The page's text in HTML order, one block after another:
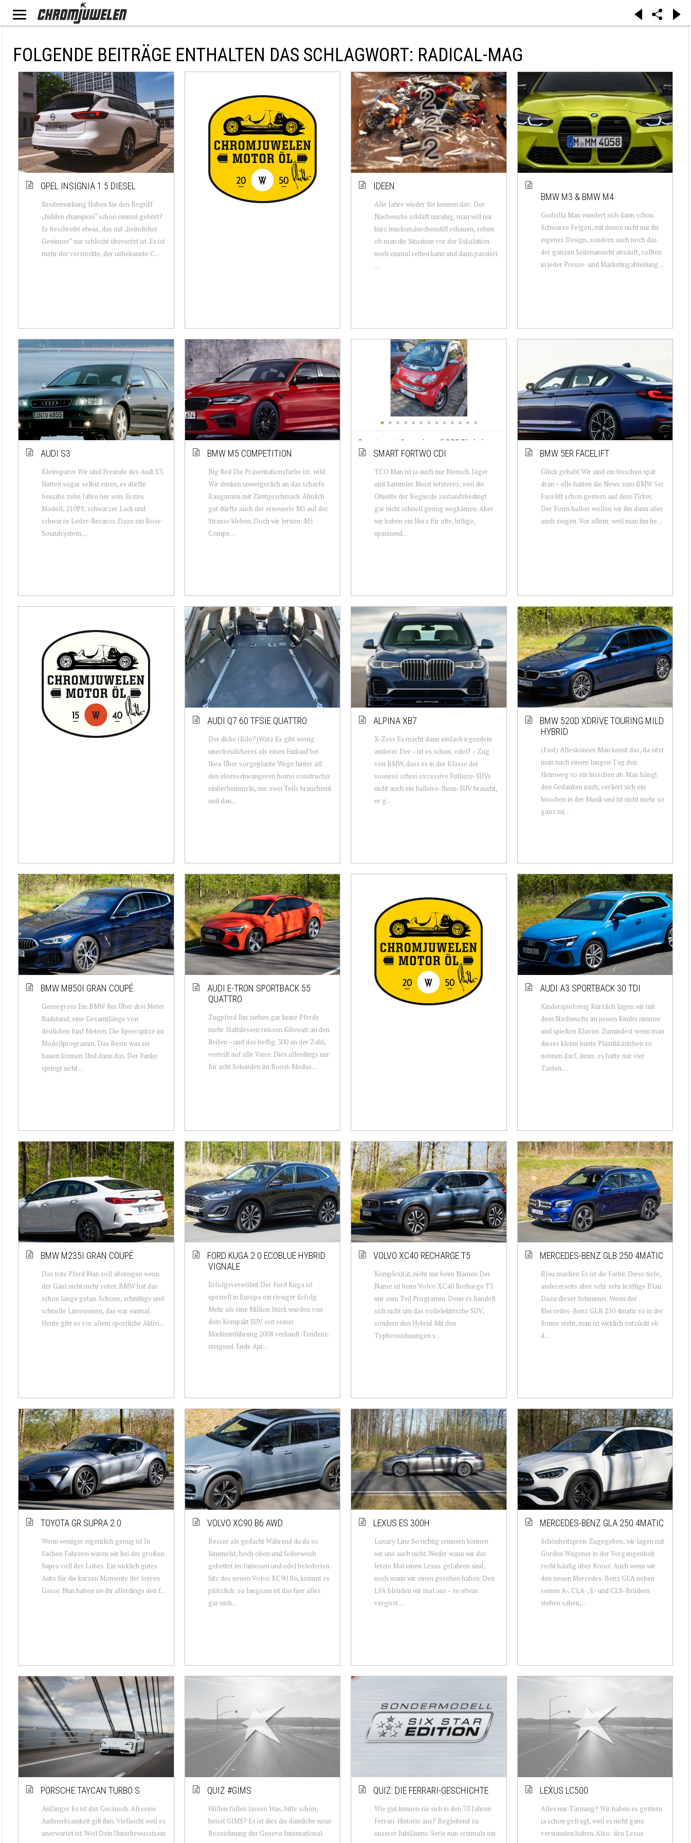
FOLGENDE BEITRÄGE ENTHALTEN DAS SCHLAGWORT: RADICAL-MAG
OPEL INSIGNIA 1.5 DIESEL
Breitenwirkung Haben Sie den Begriff
„hidden champion“ schon einmal gehört?
Er beschreibt etwas, das mit „heimlicher
Gewinner“ nur schlecht übersetzt ist. Es ist
mehr der versteckte, der unbekannte C...
IDEEN
Alle Jahre wieder Sie kennen das: Der
Nachwuchs schläft unruhig, man will nur
kurz mucksmäuschenstill schauen, sehen
ob man die Situation vor der Eskalation
noch einmal retten kann und dann passiert
...
BMW M3 & BMW M4
Godzilla Man wundert sich dann schon.
Schwarze Felgen, mit denen nicht nur ihr
eigenes Design, sondern auch noch das
der ganzen Seitenansicht absäuft, sollten
in jeder Presse- und Marketingabteilung ...
AUDI S3
Kleinsparer Wir sind Freunde des Audi S3.
Hatten sogar selbst einen, es dürfte
beinahe zehn Jahre her sein. Erstes
Modell, 210PS, schwarzer Lack und
schwarze Leder-Recaros. Dazu ein Bose-
Soundsystem,...
BMW M5 COMPETITION
Big Red Die Präsentationsfarbe ist: wild.
Wir denken unweigerlich an das scharfe
Kaugummi mit Zimtgeschmack. Ähnlich
gut dürfte auch der erneuerte M5 auf der
Strasse kleben. Doch wir lernen: M5
Compe...
SMART FORTWO CDI
TCO Man ist ja auch nur Mensch. Jäger
und Sammler. Meist letzteres, weil die
Objekte der Begierde zustandsbedingt
gar nicht schnell genug wegkämen. Aber
wir haben ein Herz für alte, billige,
spannend...
BMW 5ER FACELIFT
Glück gehabt Wir sind ein bisschen spät
dran – alle hatten die News zum BMW 5er
Facelift schon gestern auf dem Ticker.
Der Form halber wollen wir ihn dann aber
auch zeigen. Vor allem: weil man ihn he...
AUDI Q7 60 TFSIE QUATTRO
Der dicke (Kilo?)Watz Es gibt wenig
unerfreulicheres als einen Einkauf bei
Ikea. Über vorgeplante Wege hinter all
den ideenschwangeren homo constructus
einherbummeln, nur zwei Teile brauchend
und dan...
ALPINA XB7
X-Zess Es macht dann einfach irgendein
anderer. Der – ist es schon: edel? – Zug
von BMW, dass es in der Klasse der
sowieso schon exzessive Fullsize-SUVs
nicht auch ein Fullsive-Renn-SUV braucht,
er g...
BMW 520D XDRIVE TOURING MILD
HYBRID
(Fast) Alleskönner Man kennt das, da sitzt
man nach einem langen Tag den
Heimweg so ein bisschen ab. Man hängt
den Gedanken nach, verliert sich ein
bisschen in der Musik und ist nicht mehr so
ganz mi...
BMW M850I GRAN COUPÉ
Gernegross Ein BMW 8er. Über drei Meter
Radstand, eine Gesamtlänge von
deulichen fünf Metern. Die Speerspitze im
Modellprogramm. Das Beste was sie
bauen können. Und dann das. Der Funke
springt nicht ...
AUDI E-TRON SPORTBACK 55
QUATTRO
Zugpferd Ihn ziehen gar keine Pferde
mehr. Stattdessen reissen Kilowatt an den
Reifen – und das heftig. 300 an der Zahl,
verteilt auf alle Viere. Dies allerdings nur
für acht Sekunden im Boost-Modus....
AUDI A3 SPORTBACK 30 TDI
Kinderspielzeug Kürzlich lagen wir mit
dem Nachwuchs im neuen Kinderzimmer
und spielten Klavier. Zumindest wenn man
dieses kleine bunte Plastikkästchen so
nennen darf, denn: es hatte nur vier
Tasten....
BMW M235I GRAN COUPÉ
Das tote Pferd Man soll absteigen wenn
der Gaul nicht mehr reitet. BMW hat das
schon lange getan. Schöne, schnittige und
schnelle Limousinen, das war einmal.
Heute gibt es vor allem sportliche Aktivi...
FORD KUGA 2.0 ECOBLUE HYBRID
VIGNALE
Erfolgsverwöhnt Der Ford Kuga ist
speziell in Europa ein riesiger Erfolg.
Mehr als eine Million Stück wurden von
dem Kompakt SUV seit seiner
Markteinführung 2008 verkauft. Tendenz:
steigend. Ende Apr...
VOLVO XC40 RECHARGE T5
Komplexität, nicht nur beim Namen Der
Name ist beim Volvo XC40 Recharge T5
nur zum Teil Programm. Denn es handelt
sich nicht um das vollelektrische SUV,
sondern den Hybrid. Mit den
Typbezeichnungen s...
MERCEDES-BENZ GLB 250 4MATIC
Blau machen Es ist die Farbe. Diese tiefe,
andererseits aber sehr sehr kräftige Blau.
Dazu dieser Schimmer. Wenn der
Mercedes-Benz GLB 250 4matic so in der
Sonne steht, man ist wirklich entzückt ob
d...
TOYOTA GR SUPRA 2.0
Wenn weniger eigentlich genug ist In
Sachen Fahrerei waren wir bei der großen
Supra voll des Lobes. Ein wirklich gutes
Auto für die kurzen Momente der leeren
Gasse. Nun haben sie ihr allerdings den f...
VOLVO XC90 B6 AWD
Besser als gedacht Während du da so
lümmelst, hoch oben und federweich
gebettet im famosen und edel belederten
Sitz des neuen Volvo XC90 B6, kommt es
plötzlich: so langsam ist das hier alles
gar nich...
LEXUS ES 300H
Luxury Line So richtig erinnern können
wir uns auch nicht. Weder wann wir das
letzte Mal einen Lexus gefahren sind,
noch wann wir einen gesehen haben. Den
LFA blenden wir mal aus – so etwas
vergisst ...
MERCEDES-BENZ GLA 250 4MATIC
Schönheitspreis Zugegeben, wir lagen mit
Gorden Wagener in der Vergangenheit
recht häufig über Kreuz. Auch wenn wir
den neuen Mercedes-Benz GLA neben
seinen A-, CLA-, E- und CLS-Brüdern
stehen sähen,...
PORSCHE TAYCAN TURBO S
Anfänger Es ist das Geräusch. All seine
Aufmerksamkeit gilt ihm. Vielleicht weil es
unerwartet ist. Weil Dein Unterbewusstsein
QUIZ #GIMS
Hüllen fallen lassen Was, bitte schön,
heisst GIMS? Es ist dies die dämliche neue
Bezeichnung der Geneva International
QUIZ: DIE FERRARI-GESCHICHTE
Wie gut kennen sie sich in den 70 Jahren
Ferrari-Historie aus? Begleitend zu
unserer Jubiläums-Serie nun erstmals ein
LEXUS LC500
Alles nur Tarnung? Wir haben es gestern
ja schon gefragt, weil es nicht ganz
verstanden haben. Also: den Lexus